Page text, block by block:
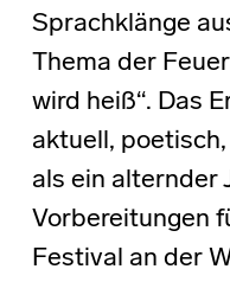
Sprachklänge
Thema der
wird heiß“. Das
aktuell,
als ein alternder
Vorbereitungen
Festival an der